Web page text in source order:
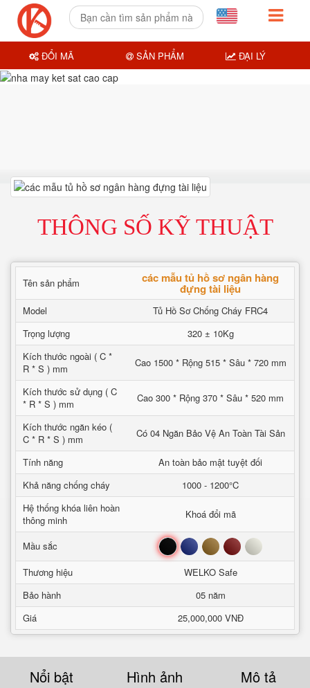
THÔNG SỐ KỸ THUẬT
Tên sản phẩm các mẫu tủ hồ sơ ngân hàng
đựng tài liệu
Model
Tủ Hồ Sơ Chống Cháy FRC4
Trọng lượng
320 ± 10Kg
Kích thước ngoài ( C *
R * S ) mm
Cao 1500 * Rộng 515 * Sâu * 720 mm
Kích thước sử dụng ( C
* R * S ) mm
Cao 300 * Rộng 370 * Sâu * 520 mm
Kích thước ngăn kéo (
C * R * S ) mm
Có 04 Ngăn Bảo Vệ An Toàn Tài Sản
Tính năng
An toàn bảo mật tuyệt đối
Khả năng chống cháy
1000 - 1200°C
Hệ thống khóa liên hoàn
thông minh
Khoá đổi mã
Mầu sắc Đen Xanh Nâu Đỏ Trắng
Thương hiệu
WELKO Safe
Bảo hành
05 năm
Giá
25,000,000 VNĐ
Nổi bật Hình ảnh Mô tả
ĐỔI MÃ SẢN PHẨM ĐẠI LÝ